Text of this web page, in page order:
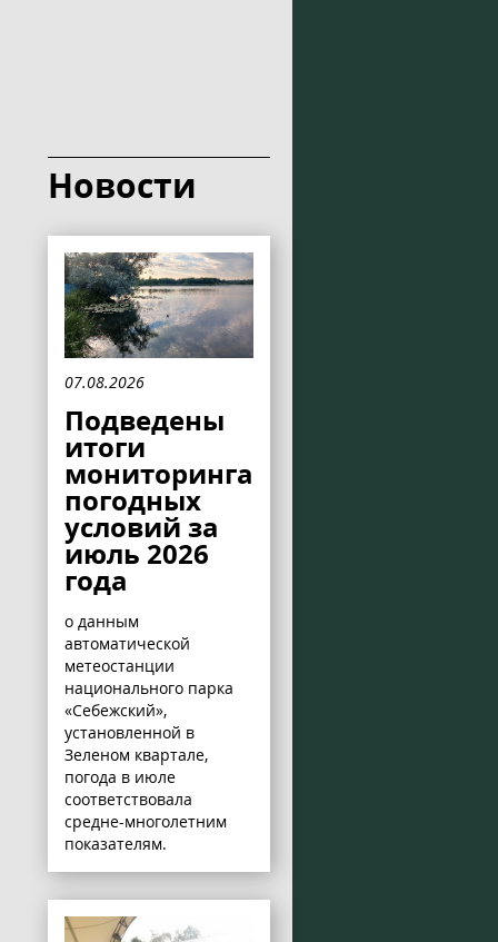
Новости
07.08.2026
Подведены
итоги
мониторинга
погодных
условий за
июль 2026
года
о данным
автоматической
метеостанции
национального парка
«Себежский»,
установленной в
Зеленом квартале,
погода в июле
соответствовала
средне-многолетним
показателям.